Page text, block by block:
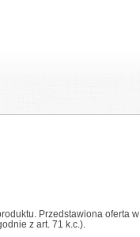
Przedstawiona oferta w
z art. 71 k.c.).